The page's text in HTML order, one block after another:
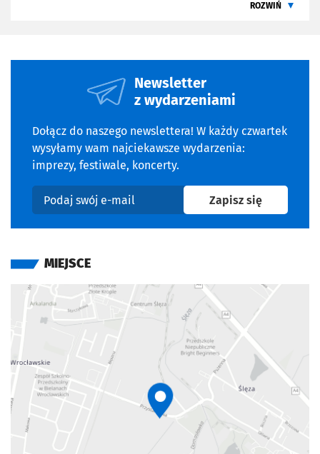
ROZWIŃ
Newsletter
z wydarzeniami
Dołącz do naszego newslettera! W każdy czwartek
wysyłamy wam najciekawsze wydarzenia:
imprezy, festiwale, koncerty.
Podaj swój e-mail
Zapisz sięna
MIEJSCE